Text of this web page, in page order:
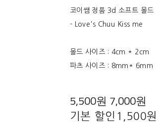
코이쌤 정품 3d 소프트 몰드
- Love's Chuu Kiss me
몰드 사이즈 : 4cm * 2cm
파츠 사이즈 : 8mm* 6mm
5,500원 7,000원
기본 할인 1,500원